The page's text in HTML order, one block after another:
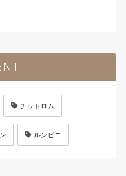
チットロム
ルンピニ